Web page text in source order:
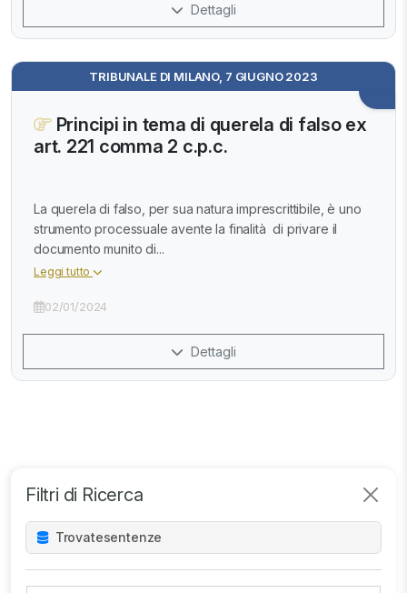
Filtri di Ricerca
Trovatesentenze
Dettagli
TRIBUNALE DI MILANO, 7 GIUGNO 2023
Principi in tema di querela di falso ex
art. 221 comma 2 c.p.c.
La querela di falso, per sua natura imprescrittibile, è uno
strumento processuale avente la finalità di privare il
documento munito di...
Leggi tutto
02/01/2024
Dettagli